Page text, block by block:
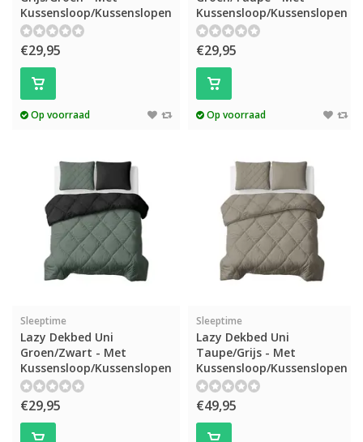
Kussensloop/Kussenslopen
€29,95
Op voorraad
Kussensloop/Kussenslopen
€29,95
Op voorraad
Sleeptime
Lazy Dekbed Uni
Groen/Zwart - Met
Kussensloop/Kussenslopen
€29,95
Sleeptime
Lazy Dekbed Uni
Taupe/Grijs - Met
Kussensloop/Kussenslopen
€49,95